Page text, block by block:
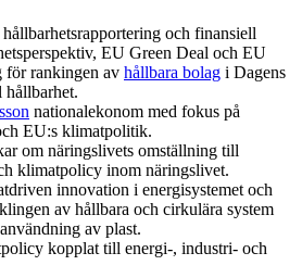
hållbarhetsrapportering och finansiell
EU Green Deal och EU
för rankingen av hållbara bolag i Dagens
nationalekonom med fokus på
EU:s klimatpolitik.
om näringslivets omställning till
klimatpolicy inom näringslivet.
innovation i energisystemet och
av hållbara och cirkulära system
av plast.
kopplat till energi-, industri- och